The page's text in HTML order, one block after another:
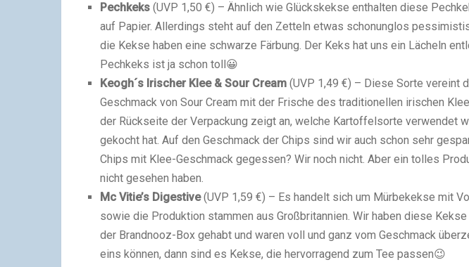
Pechkeks (UVP 1,50 €) – Ähnlich wie Glückskekse enthalten diese
auf Papier. Allerdings steht auf den Zetteln etwas schonunglos
die Kekse haben eine schwarze Färbung. Der Keks hat uns ein Lächeln
Pechkeks ist ja schon toll😀
Keogh´s Irischer Klee & Sour Cream (UVP 1,49 €) – Diese Sorte vereint
Geschmack von Sour Cream mit der Frische des traditionellen irischen
der Rückseite der Verpackung zeigt an, welche Kartoffelsorte verwendet
gekocht hat. Auf den Geschmack der Chips sind wir auch schon sehr
Chips mit Klee-Geschmack gegessen? Wir noch nicht. Aber ein tolles
nicht gesehen haben.
Mc Vitie’s Digestive(UVP 1,59 €) – Es handelt sich um Mürbekekse mit
sowie die Produktion stammen aus Großbritannien. Wir haben diese
der Brandnooz-Box gehabt und waren voll und ganz vom Geschmack
eins können, dann sind es Kekse, die hervorragend zum Tee passen😉